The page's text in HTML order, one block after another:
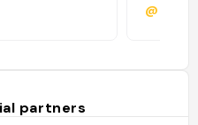
@badu1
partners